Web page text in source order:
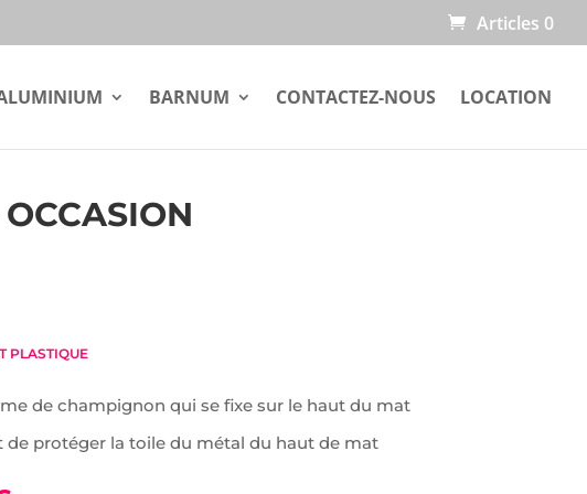
Articles 0
BARNUM CONTACTEZ-NOUS LOCATION
PLASTIQUE
de champignon qui se fixe sur le haut du mat
de protéger la toile du métal du haut de mat